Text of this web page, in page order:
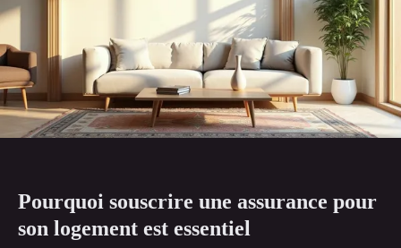
Pourquoi souscrire une assurance pour
son logement est essentiel